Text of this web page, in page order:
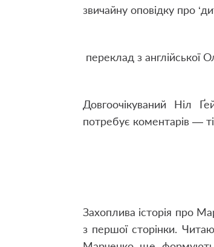
звичайну оповідку про
переклад з англійської
Довгоочікуваний Ніл
потребує коментарів —
Захоплива історія про
з першої сторінки.